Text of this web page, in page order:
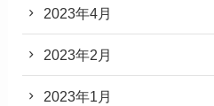
2023年4月
2023年2月
2023年1月